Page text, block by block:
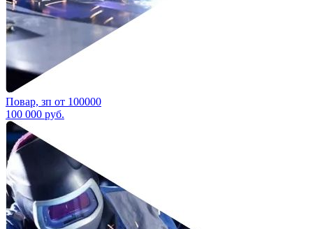
Повар, зп от 100000
100 000 руб.